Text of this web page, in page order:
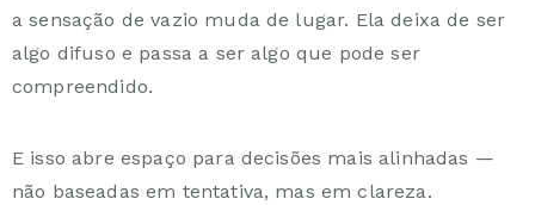
a sensação de vazio muda de lugar. Ela deixa de ser
algo difuso e passa a ser algo que pode ser
compreendido.
E isso abre espaço para decisões mais alinhadas —
não baseadas em tentativa, mas em clareza.